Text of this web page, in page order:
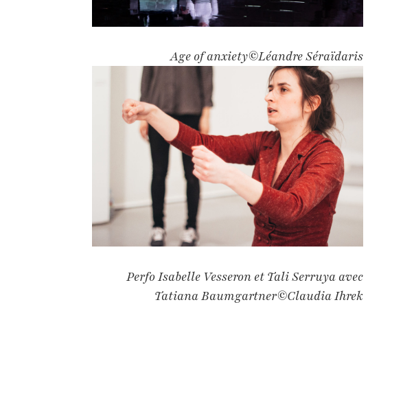
Age of anxiety©Léandre Séraïdaris
Perfo Isabelle Vesseron et Tali Serruya avec
Tatiana Baumgartner©Claudia Ihrek